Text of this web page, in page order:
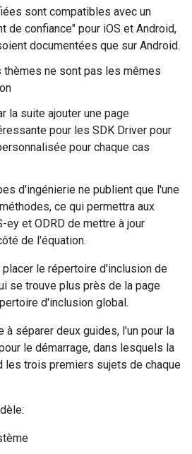
sont compatibles avec un
de confiance" pour iOS et Android,
documentées que sur Android.
ne sont pas les mêmes
la suite ajouter une page
pour les SDK Driver pour
pour chaque cas
d'ingénierie ne publient que l'une
ce qui permettra aux
ey et ODRD de mettre à jour
de l'équation.
le répertoire d'inclusion de
se trouve plus près de la page
d'inclusion global.
à séparer deux guides, l'un pour la
le démarrage, dans lesquels la
les trois premiers sujets de chaque